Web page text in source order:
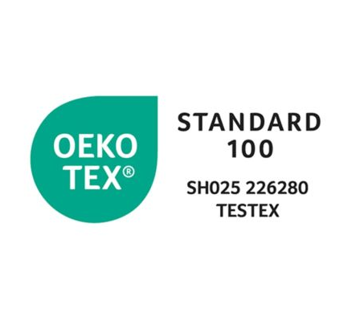
количката" и при поръчка ще можете да изберете броя
вноски на кредита.
Предоставената таблица е с информационна цел.
Добавете продукта в количката си с бутона "Добави в
количката" и при поръчка ще можете да изберете броя
вноски на кредита.